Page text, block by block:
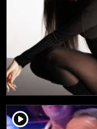
player2